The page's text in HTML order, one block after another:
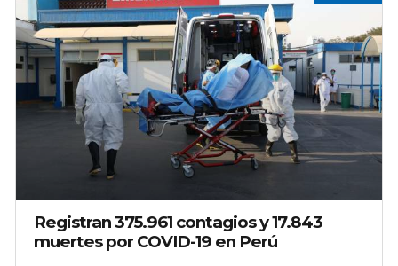
Registran 375.961 contagios y 17.843
muertes por COVID-19 en Perú